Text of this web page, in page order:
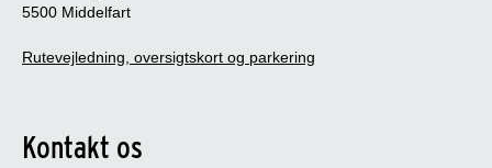
5500 Middelfart
Rutevejledning, oversigtskort og parkering
Kontakt os